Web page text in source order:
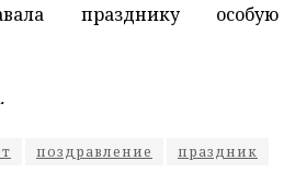
празднику особую
поздравление
праздник